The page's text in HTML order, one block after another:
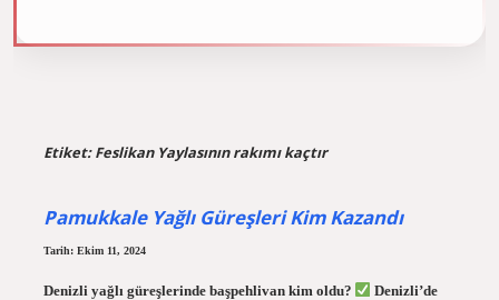
Etiket:Feslikan Yaylasının rakımı kaçtır
Pamukkale Yağlı Güreşleri Kim Kazandı
Tarih: Ekim 11, 2024
Denizli yağlı güreşlerinde başpehlivan kim oldu?
Denizli’de